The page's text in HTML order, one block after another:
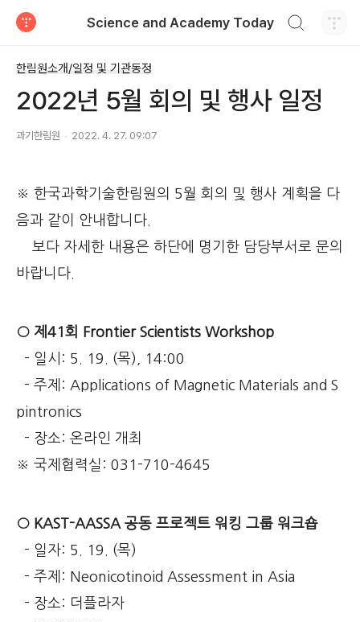
Science and Academy Today
한림원소개/일정 및 기관동정
2022년 5월 회의 및 행사 일정
과기한림원 2022. 4. 27. 09:07
※ 한국과학기술한림원의 5월 회의 및 행사 계획을 다
음과 같이 안내합니다.
보다 자세한 내용은 하단에 명기한 담당부서로 문의
바랍니다.
○ 제41회 Frontier Scientists Workshop
- 일시: 5. 19. (목), 14:00
- 주제: Applications of Magnetic Materials and S
pintronics
- 장소: 온라인 개최
※ 국제협력실: 031-710-4645
○ KAST-AASSA 공동 프로젝트 워킹 그룹 워크숍
- 일자: 5. 19. (목)
- 주제: Neonicotinoid Assessment in Asia
- 장소: 더플라자